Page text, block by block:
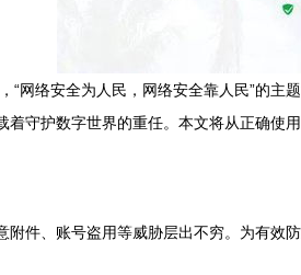
“网络安全为人民，网络安全靠人民”的
守护数字世界的重任。本文将从正确使
件、账号盗用等威胁层出不穷。为有效